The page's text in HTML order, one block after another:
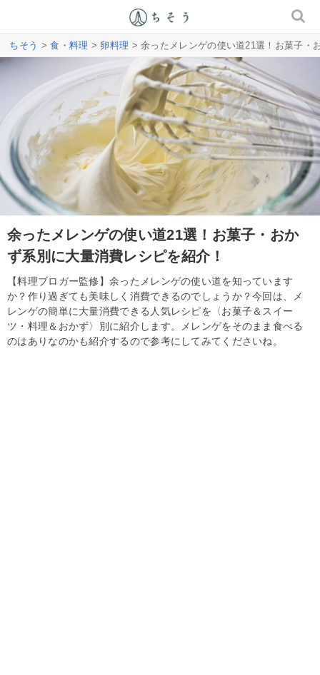
ちそう >食・料理 > 卵料理 > 余ったメレンゲの使い道21選！お菓子・
余ったメレンゲの使い道21選！お菓子・おか
ず系別に大量消費レシピを紹介！
【料理ブロガー監修】余ったメレンゲの使い道を知っています
か？作り過ぎても美味しく消費できるのでしょうか？今回は、メ
レンゲの簡単に大量消費できる人気レシピを〈お菓子＆スイー
ツ・料理＆おかず〉別に紹介します。メレンゲをそのまま食べる
のはありなのかも紹介するので参考にしてみてくださいね。